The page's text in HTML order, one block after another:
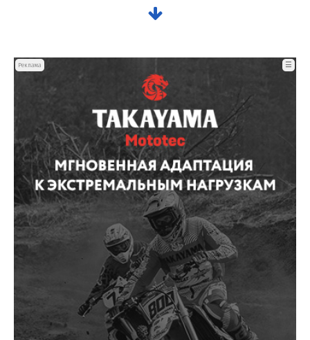
Реклама ☰